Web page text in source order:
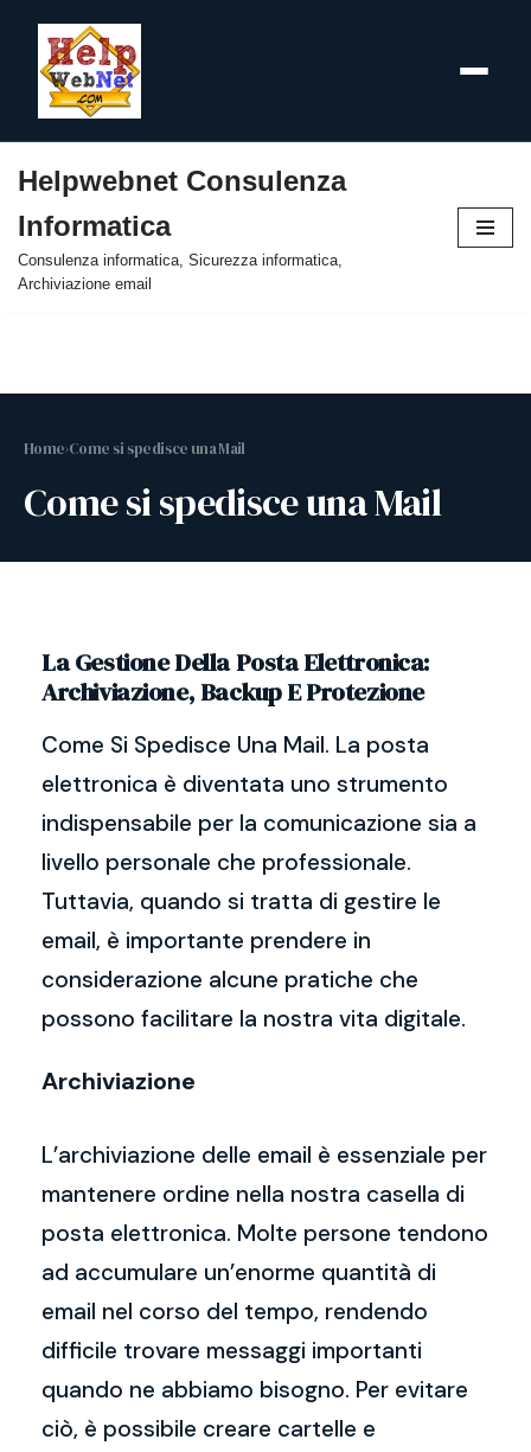
al
contenuto
Helpwebnet Consulenza
Informatica
Consulenza informatica, Sicurezza informatica,
Archiviazione email
Home›Come si spedisce una Mail
Come si spedisce una Mail
La Gestione Della Posta Elettronica:
Archiviazione, Backup E Protezione
Come Si Spedisce Una Mail. La posta
elettronica è diventata uno strumento
indispensabile per la comunicazione sia a
livello personale che professionale.
Tuttavia, quando si tratta di gestire le
email, è importante prendere in
considerazione alcune pratiche che
possono facilitare la nostra vita digitale.
Archiviazione
L’archiviazione delle email è essenziale per
mantenere ordine nella nostra casella di
posta elettronica. Molte persone tendono
ad accumulare un’enorme quantità di
email nel corso del tempo, rendendo
difficile trovare messaggi importanti
quando ne abbiamo bisogno. Per evitare
ciò, è possibile creare cartelle e